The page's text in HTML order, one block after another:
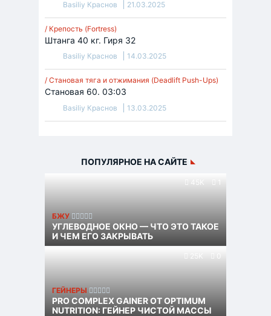
Basiliy Краснов 21.03.2025
/ Крепость (Fortress)
Штанга 40 кг. Гиря 32
Basiliy Краснов 14.03.2025
/ Становая тяга и отжимания (Deadlift Push-Ups)
Становая 60. 03:03
Basiliy Краснов 13.03.2025
ПОПУЛЯРНОЕ НА САЙТЕ
45K
БЖУ
УГЛЕВОДНОЕ ОКНО — ЧТО ЭТО ТАКОЕ
И ЧЕМ ЕГО ЗАКРЫВАТЬ
25K 0
ГЕЙНЕРЫ
PRO COMPLEX GAINER ОТ OPTIMUM
NUTRITION: ГЕЙНЕР ЧИСТОЙ МАССЫ